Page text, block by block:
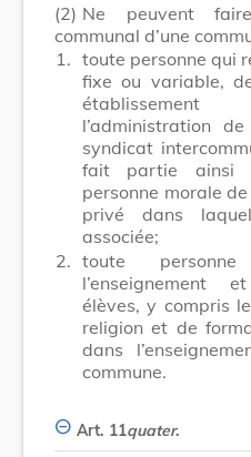
(2) Ne peuvent
communal d’une
1. toute personne qui
fixe ou variable,
l’administration
syndicat
fait partie ainsi
personne morale
privé dans
associée;
2. toute
l’enseignement
élèves, y compris
religion et de
dans
commune.
Art. 11quater.